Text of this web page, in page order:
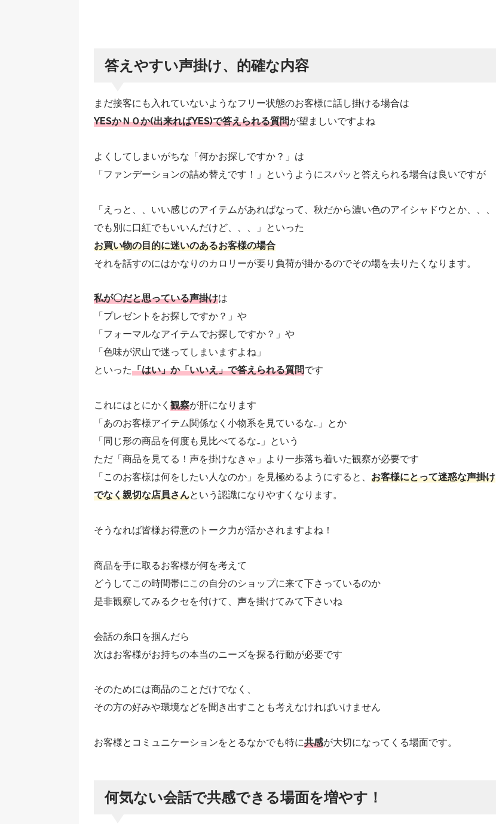
答えやすい声掛け、的確な内容
まだ接客にも入れていないようなフリー状態のお客様に話し掛ける場合は
YESかＮＯか(出来ればYES)で答えられる質問が望ましいですよね
よくしてしまいがちな「何かお探しですか？」は
「ファンデーションの詰め替えです！」というようにスパッと答えられる場合は良いですが
「えっと、、いい感じのアイテムがあればなって、秋だから濃い色のアイシャドウとか、、、
でも別に口紅でもいいんだけど、、、」といった
お買い物の目的に迷いのあるお客様の場合
それを話すのにはかなりのカロリーが要り負荷が掛かるのでその場を去りたくなります。
私が〇だと思っている声掛けは
「プレゼントをお探しですか？」や
「フォーマルなアイテムでお探しですか？」や
「色味が沢山で迷ってしまいますよね」
といった「はい」か「いいえ」で答えられる質問です
これにはとにかく 観察が肝になります
「あのお客様アイテム関係なく小物系を見ているな…」とか
「同じ形の商品を何度も見比べてるな…」という
ただ「商品を見てる！声を掛けなきゃ」より一歩落ち着いた観察が必要です
「このお客様は何をしたい人なのか」を見極めるようにすると、 お客様にとって迷惑な声掛け
でなく親切な店員さんという認識になりやすくなります。
そうなれば皆様お得意のトーク力が活かされますよね！
商品を手に取るお客様が何を考えて
どうしてこの時間帯にこの自分のショップに来て下さっているのか
是非観察してみるクセを付けて、声を掛けてみて下さいね
会話の糸口を掴んだら
次はお客様がお持ちの本当のニーズを探る行動が必要です
そのためには商品のことだけでなく、
その方の好みや環境などを聞き出すことも考えなければいけません
お客様とコミュニケーションをとるなかでも特に共感が大切になってくる場面です。
何気ない会話で共感できる場面を増やす！